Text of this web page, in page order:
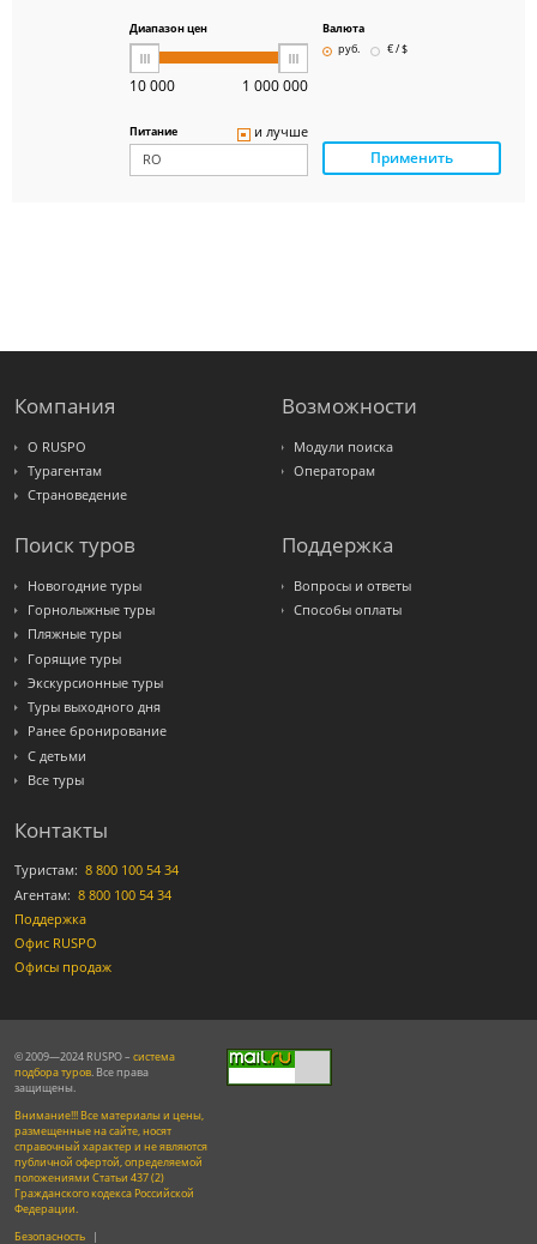
Интурист
Диапазон цен
10 000 1 000 000
Валюта
руб.
€ / $
Питание и лучше
Применить
Компания
О RUSPO
Турагентам
Страноведение
Возможности
Модули поиска
Операторам
Поиск туров
Новогодние туры
Горнолыжные туры
Пляжные туры
Горящие туры
Экскурсионные туры
Туры выходного дня
Ранее бронирование
С детьми
Все туры
Поддержка
Вопросы и ответы
Способы оплаты
Контакты
Туристам: 8 800 100 54 34
Агентам: 8 800 100 54 34
Поддержка
Офис RUSPO
Офисы продаж
© 2009—2024 RUSPO – система
подбора туров. Все права
защищены.
Внимание!!! Все материалы и цены,
размещенные на сайте, носят
справочный характер и не являются
публичной офертой, определяемой
положениями Статьи 437 (2)
Гражданского кодекса Российской
Федерации.
Безопасность |